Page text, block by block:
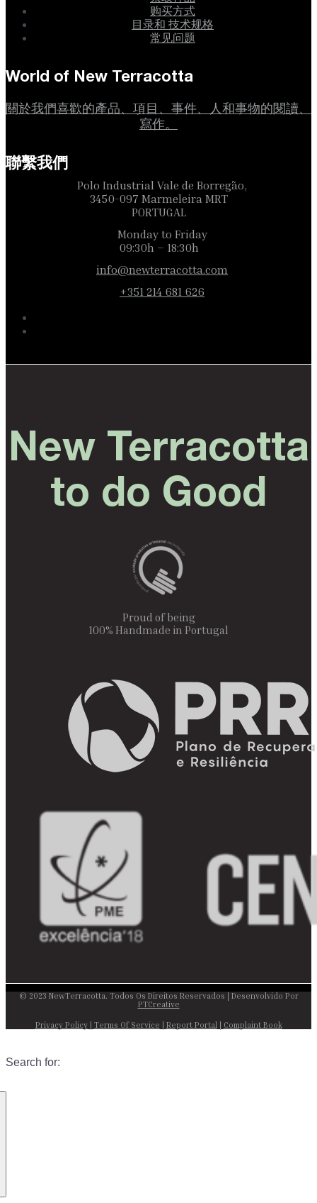
购买方式
目录和 技术规格
常见问题
World of New Terracotta
關於我們喜歡的產品、項目、事件、人和事物的閱讀、
寫作。
聯繫我們
Polo Industrial Vale de Borregão,
3450-097 Marmeleira MRT
PORTUGAL
Monday to Friday
09:30h – 18:30h
info@newterracotta.com
+351 214 681 626
New Terracotta
to do Good
Proud of being
100% Handmade in Portugal
© 2023 NewTerracotta. Todos Os Direitos Reservados | Desenvolvido Por
PTCreative
Privacy Policy| Terms Of Service Report Portal Complaint Book
Search for: